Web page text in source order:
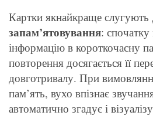
Картки якнайкраще слугують
запам’ятовування: спочатку
інформацію в короткочасну
повторення досягається її
довготривалу. При
пам’ять, вухо впізнає
автоматично згадує і